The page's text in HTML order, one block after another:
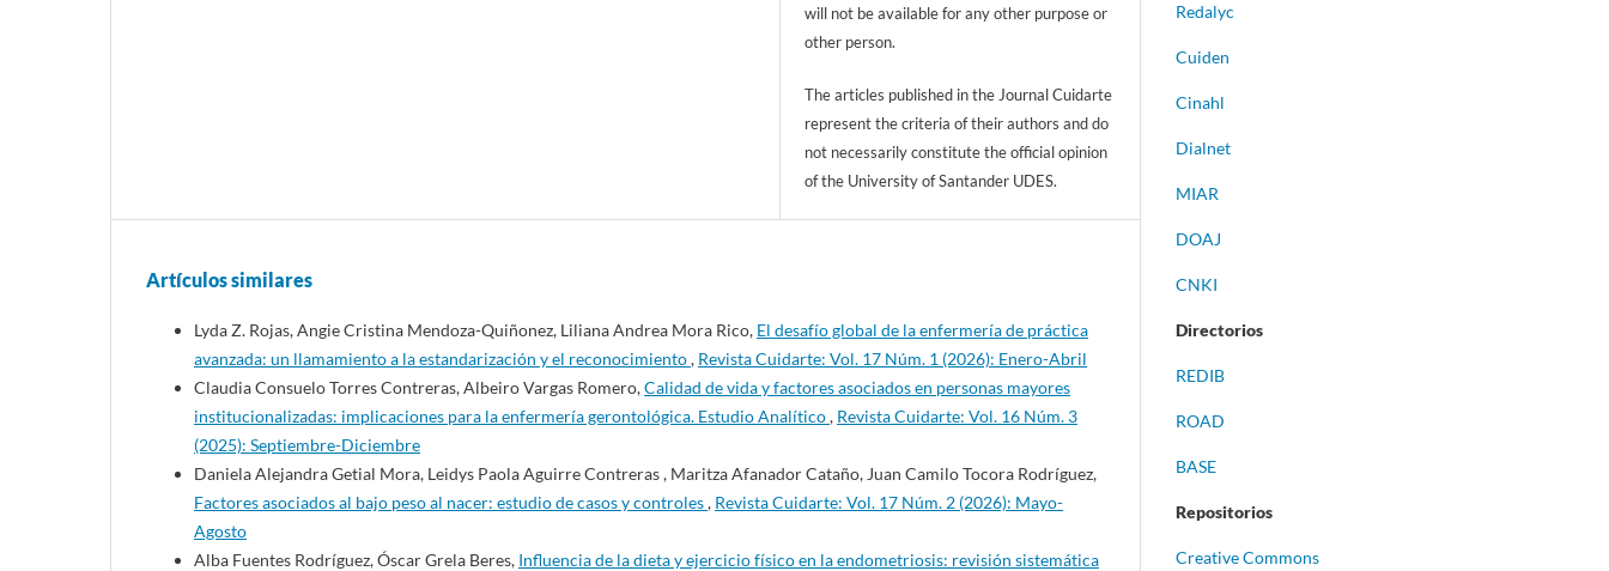
will not be available for any other purpose or
other person.
The articles published in the Journal Cuidarte
represent the criteria of their authors and do
not necessarily constitute the official opinion
of the University of Santander UDES.
Artículos similares
Lyda Z. Rojas, Angie Cristina Mendoza-Quiñonez, Liliana Andrea Mora Rico, El desafío global de la enfermería de práctica
avanzada: un llamamiento a la estandarización y el reconocimiento, Revista Cuidarte: Vol. 17 Núm. 1 (2026): Enero-Abril
Claudia Consuelo Torres Contreras, Albeiro Vargas Romero,Calidad de vida y factores asociados en personas mayores
institucionalizadas: implicaciones para la enfermería gerontológica. Estudio Analítico, Revista Cuidarte: Vol. 16 Núm. 3
(2025): Septiembre-Diciembre
Daniela Alejandra Getial Mora, Leidys Paola Aguirre Contreras , Maritza Afanador Cataño, Juan Camilo Tocora Rodríguez,
Factores asociados al bajo peso al nacer: estudio de casos y controles, Revista Cuidarte: Vol. 17 Núm. 2 (2026): Mayo-
Agosto
Alba Fuentes Rodríguez, Óscar Grela Beres, Influencia de la dieta y ejercicio físico en la endometriosis: revisión sistemática
Redalyc
Cuiden
Cinahl
Dialnet
MIAR
DOAJ
CNKI
Directorios
REDIB
ROAD
BASE
Repositorios
Creative Commons